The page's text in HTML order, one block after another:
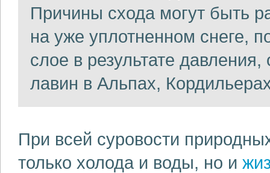
Причины схода могут быть
на уже уплотненном снеге,
слое в результате
лавин в Альпах,
При всей суровости
только холода и воды, но и